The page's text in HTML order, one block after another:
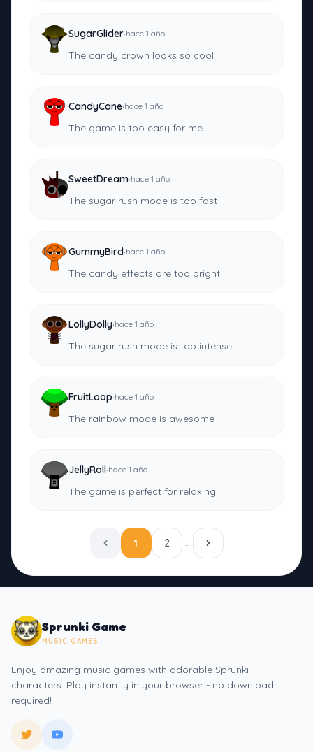
SugarGlider·hace 1 año
The candy crown looks so cool
CandyCane·hace 1 año
The game is too easy for me
SweetDream·hace 1 año
The sugar rush mode is too fast
GummyBird·hace 1 año
The candy effects are too bright
LollyDolly·hace 1 año
The sugar rush mode is too intense
FruitLoop·hace 1 año
The rainbow mode is awesome
JellyRoll·hace 1 año
The game is perfect for relaxing
1 2 …
Sprunki Game
MUSIC GAMES
Enjoy amazing music games with adorable Sprunki
characters. Play instantly in your browser - no download
required!